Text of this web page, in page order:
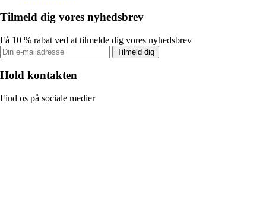
Tilmeld dig vores nyhedsbrev
Få 10 % rabat ved at tilmelde dig vores nyhedsbrev
Tilmeld dig
Hold kontakten
Find os på sociale medier